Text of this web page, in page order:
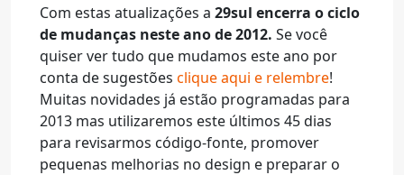
Com estas atualizações a 29sul encerra o ciclo
de mudanças neste ano de 2012. Se você
quiser ver tudo que mudamos este ano por
conta de sugestões clique aqui e relembre!
Muitas novidades já estão programadas para
2013 mas utilizaremos este últimos 45 dias
para revisarmos código-fonte, promover
pequenas melhorias no design e preparar o